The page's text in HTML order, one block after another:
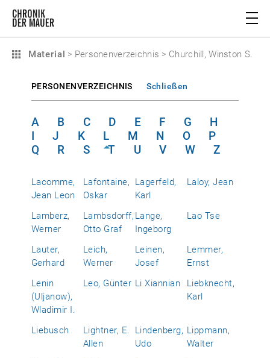
Material > Personenverzeichnis > Churchill, Winston S.
PERSONENVERZEICHNIS Schließen
A B C D E F G
H
I
J K L M N O
P
Q
R S T U V W Z
Lacomme,
Jean Leon
Lafontaine,
Oskar
Lagerfeld,
Karl
Laloy, Jean
Lamberz,
Werner
Lambsdorff,
Otto Graf
Lange,
Ingeborg
Lao Tse
Lauter,
Gerhard
Leich,
Werner
Leinen,
Josef
Lemmer,
Ernst
Lenin
(Uljanow),
Wladimir I.
Leo, Günter Li Xiannian
Liebknecht,
Karl
Liebusch
Lightner, E.
Allen
Lindenberg,
Udo
Lippmann,
Walter